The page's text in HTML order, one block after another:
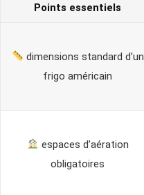
Points essentiels
dimensions standard d’un
frigo américain
espaces d’aération
obligatoires